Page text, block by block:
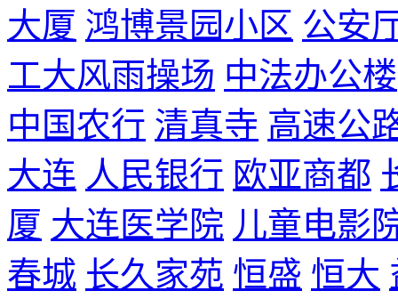
大厦 鸿博景园小区 公安
工大风雨操场 中法办公楼
中国农行 清真寺 高速公
大连 人民银行 欧亚商都
厦 大连医学院 儿童电影
春城 长久家苑 恒盛 恒大